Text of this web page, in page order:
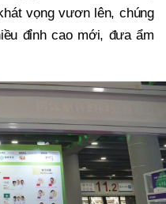
vọng vươn lên, chúng
đỉnh cao mới, đưa ẩm